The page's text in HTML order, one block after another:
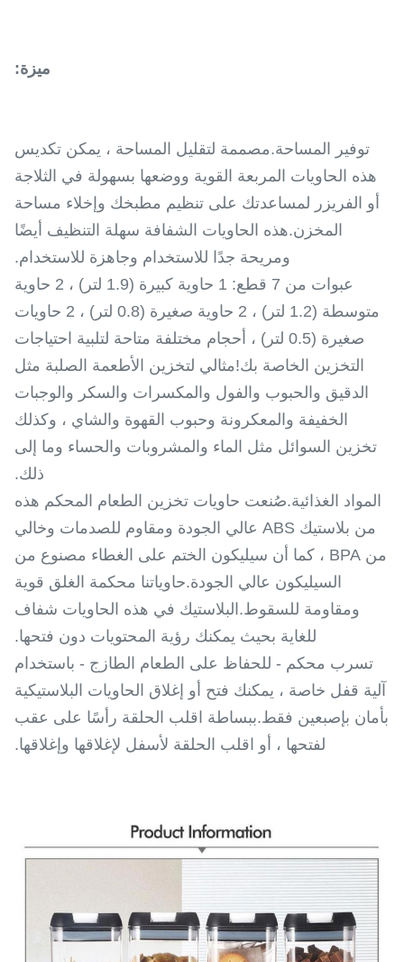
ميزة:
توفير المساحة.مصممة لتقليل المساحة ، يمكن تكديس
هذه الحاويات المربعة القوية ووضعها بسهولة في الثلاجة
أو الفريزر لمساعدتك على تنظيم مطبخك وإخلاء مساحة
المخزن.هذه الحاويات الشفافة سهلة التنظيف أيضًا
ومريحة جدًا للاستخدام وجاهزة للاستخدام.
عبوات من 7 قطع: 1 حاوية كبيرة (1.9 لتر) ، 2 حاوية
متوسطة (1.2 لتر) ، 2 حاوية صغيرة (0.8 لتر) ، 2 حاويات
صغيرة (0.5 لتر) ، أحجام مختلفة متاحة لتلبية احتياجات
التخزين الخاصة بك!مثالي لتخزين الأطعمة الصلبة مثل
الدقيق والحبوب والفول والمكسرات والسكر والوجبات
الخفيفة والمعكرونة وحبوب القهوة والشاي ، وكذلك
تخزين السوائل مثل الماء والمشروبات والحساء وما إلى
ذلك.
المواد الغذائية.صُنعت حاويات تخزين الطعام المحكم هذه
من بلاستيك ABS عالي الجودة ومقاوم للصدمات وخالي
من BPA ، كما أن سيليكون الختم على الغطاء مصنوع من
السيليكون عالي الجودة.حاوياتنا محكمة الغلق قوية
ومقاومة للسقوط.البلاستيك في هذه الحاويات شفاف
للغاية بحيث يمكنك رؤية المحتويات دون فتحها.
تسرب محكم - للحفاظ على الطعام الطازج - باستخدام
آلية قفل خاصة ، يمكنك فتح أو إغلاق الحاويات البلاستيكية
بأمان بإصبعين فقط.ببساطة اقلب الحلقة رأسًا على عقب
لفتحها ، أو اقلب الحلقة لأسفل لإغلاقها وإغلاقها.